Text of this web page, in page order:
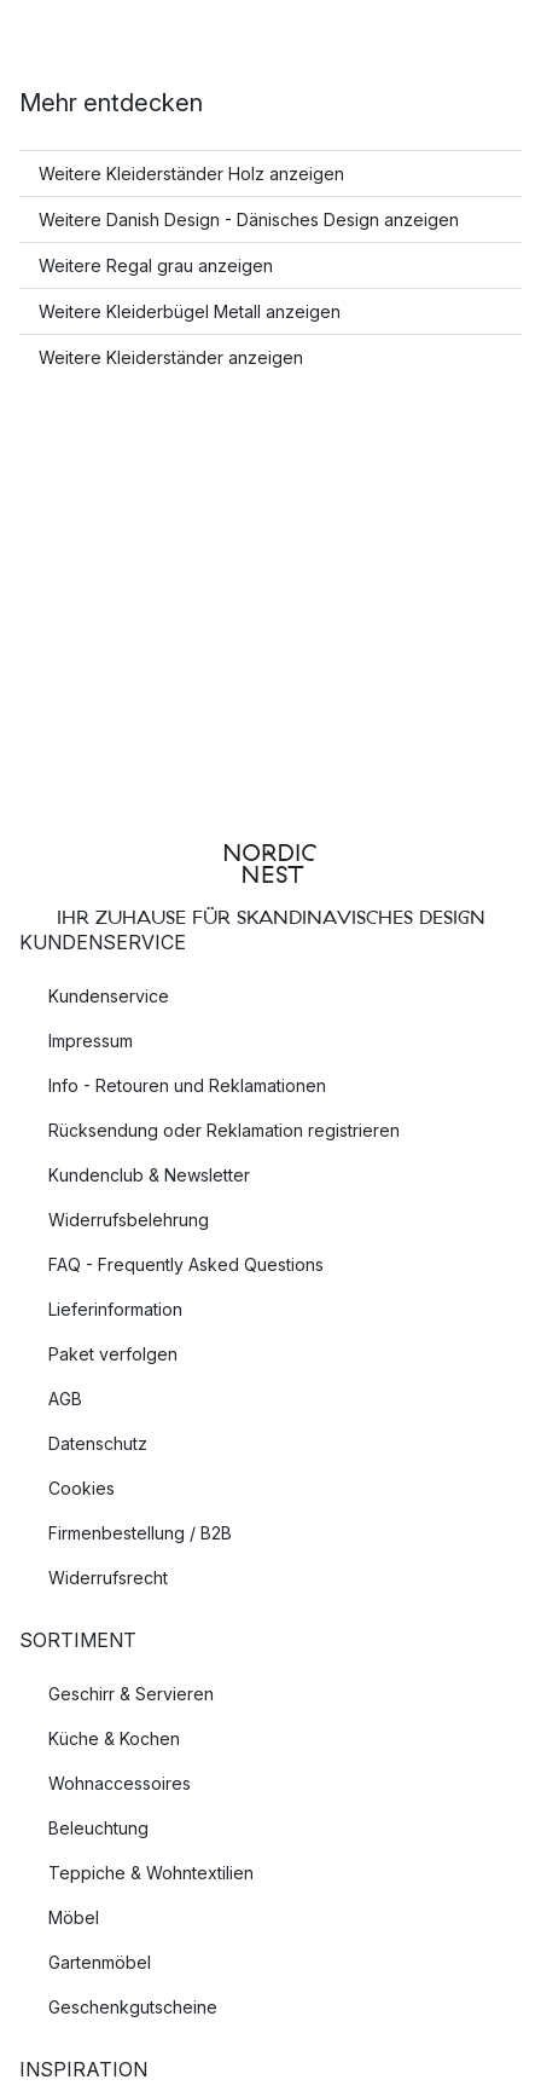
Mehr entdecken
Weitere Kleiderständer Holz anzeigen
Weitere Danish Design - Dänisches Design anzeigen
Weitere Regal grau anzeigen
Weitere Kleiderbügel Metall anzeigen
Weitere Kleiderständer anzeigen
IHR ZUHAUSE FÜR SKANDINAVISCHES DESIGN
KUNDENSERVICE
Kundenservice
Impressum
Info - Retouren und Reklamationen
Rücksendung oder Reklamation registrieren
Kundenclub & Newsletter
Widerrufsbelehrung
FAQ - Frequently Asked Questions
Lieferinformation
Paket verfolgen
AGB
Datenschutz
Cookies
Firmenbestellung / B2B
Widerrufsrecht
SORTIMENT
Geschirr & Servieren
Küche & Kochen
Wohnaccessoires
Beleuchtung
Teppiche & Wohntextilien
Möbel
Gartenmöbel
Geschenkgutscheine
INSPIRATION